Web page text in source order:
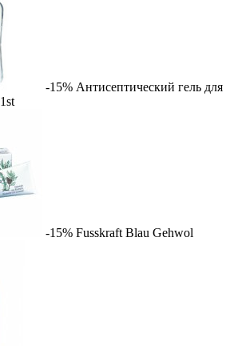
-15% Антисептический гель для
1st
-15% Fusskraft Blau Gehwol